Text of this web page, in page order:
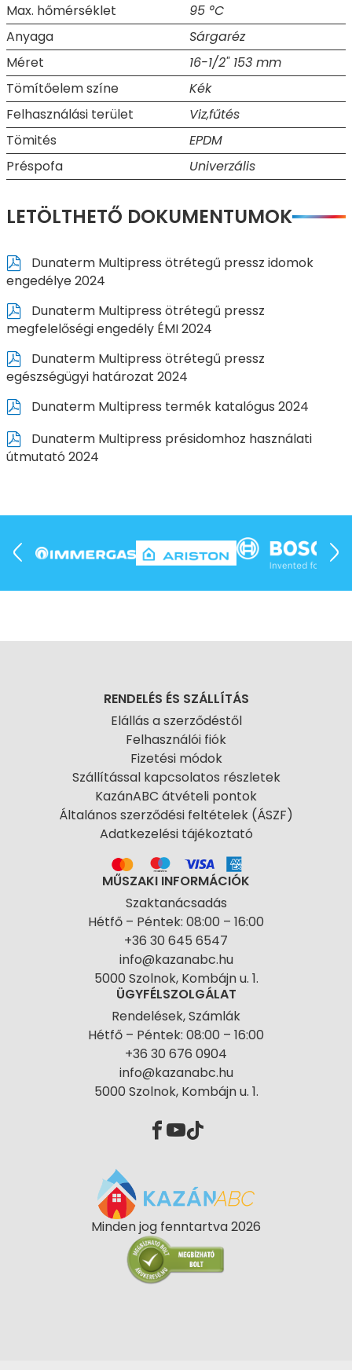
Max. hőmérséklet
95 °C
Anyaga
Sárgaréz
Méret
16-1/2" 153 mm
Tömítőelem színe
Kék
Felhasználási terület
Viz,fűtés
Tömités
EPDM
Préspofa
Univerzális
LETÖLTHETŐ DOKUMENTUMOK
Dunaterm Multipress ötrétegű pressz idomok
engedélye 2024
Dunaterm Multipress ötrétegű pressz
megfelelőségi engedély ÉMI 2024
Dunaterm Multipress ötrétegű pressz
egészségügyi határozat 2024
Dunaterm Multipress termék katalógus 2024
Dunaterm Multipress présidomhoz használati
útmutató 2024
RENDELÉS ÉS SZÁLLÍTÁS
Elállás a szerződéstől
Felhasználói fiók
Fizetési módok
Szállítással kapcsolatos részletek
KazánABC átvételi pontok
Általános szerződési feltételek (ÁSZF)
Adatkezelési tájékoztató
MŰSZAKI INFORMÁCIÓK
Szaktanácsadás
Hétfő – Péntek: 08:00 – 16:00
+36 30 645 6547
info@kazanabc.hu
5000 Szolnok, Kombájn u. 1.
ÜGYFÉLSZOLGÁLAT
Rendelések, Számlák
Hétfő – Péntek: 08:00 – 16:00
+36 30 676 0904
info@kazanabc.hu
5000 Szolnok, Kombájn u. 1.
Minden jog fenntartva 2026